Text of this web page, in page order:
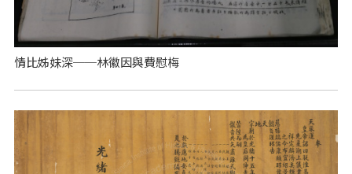
情比姊妹深──林徽因與費慰梅